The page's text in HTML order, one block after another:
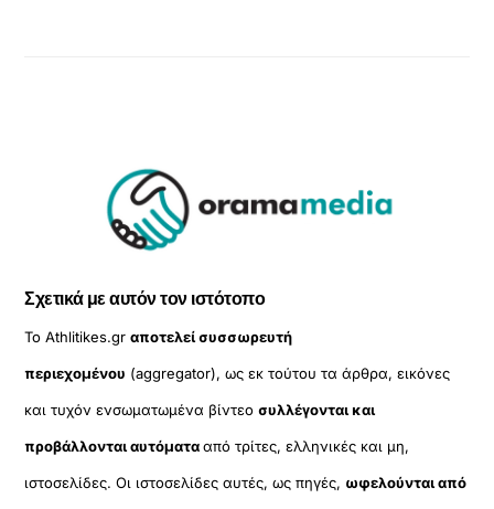
Σχετικά με αυτόν τον ιστότοπο
Το Athlitikes.grαποτελεί συσσωρευτή
περιεχομένου (aggregator), ως εκ τούτου τα άρθρα, εικόνες
και τυχόν ενσωματωμένα βίντεοσυλλέγονται και
προβάλλονται αυτόματααπό τρίτες, ελληνικές και μη,
ιστοσελίδες. Οι ιστοσελίδες αυτές, ως πηγές, ωφελούνται από